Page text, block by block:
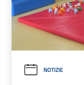
NOTIZIE